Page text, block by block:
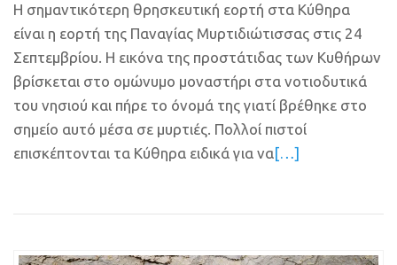
Η σημαντικότερη θρησκευτική εορτή στα Κύθηρα
είναι η εορτή της Παναγίας Μυρτιδιώτισσας στις 24
Σεπτεμβρίου. Η εικόνα της προστάτιδας των Κυθήρων
βρίσκεται στο ομώνυμο μοναστήρι στα νοτιοδυτικά
του νησιού και πήρε το όνομά της γιατί βρέθηκε στο
σημείο αυτό μέσα σε μυρτιές. Πολλοί πιστοί
επισκέπτονται τα Κύθηρα ειδικά για να[…]